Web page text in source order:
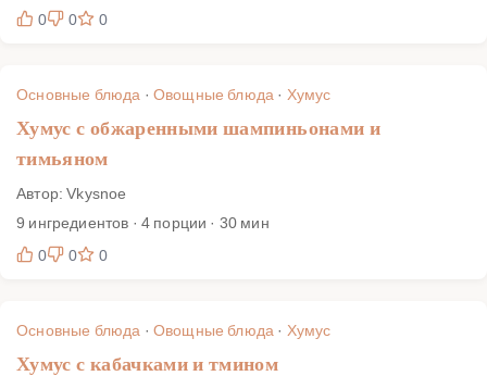
0
0 0
Основные блюда · Овощные блюда · Хумус
Хумус с обжаренными шампиньонами и
тимьяном
Автор: Vkysnoe
9 ингредиентов · 4 порции · 30 мин
0
0 0
Основные блюда · Овощные блюда · Хумус
Хумус с кабачками и тмином